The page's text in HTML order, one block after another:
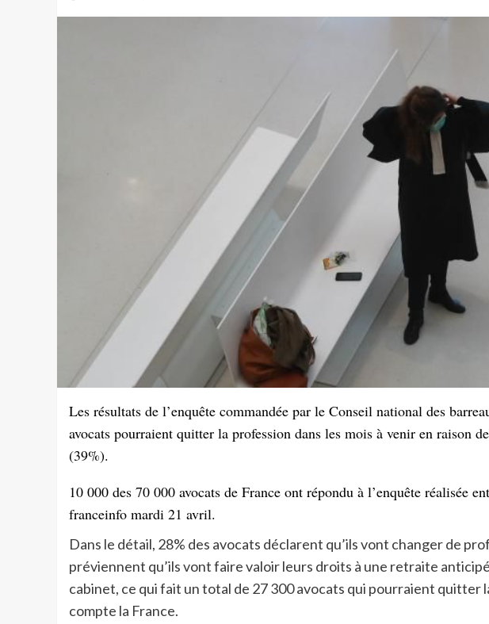
Les résultats de l’enquête commandée par le Conseil national des
avocats pourraient quitter la profession dans les mois à venir en raison
(39%).
10 000 des 70 000 avocats de France ont répondu à l’enquête réalisée
franceinfo mardi 21 avril.
Dans le détail, 28% des avocats déclarent qu’ils vont changer de
préviennent qu’ils vont faire valoir leurs droits à une retraite
cabinet, ce qui fait un total de 27 300 avocats qui pourraient quitter
compte la France.